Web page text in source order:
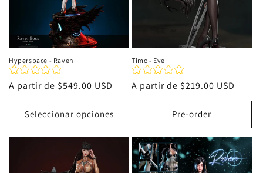
Hyperspace - Raven
Precio
habitual
A partir de $549.00 USD
Seleccionar opciones
Timo - Eve
Precio
habitual
A partir de $219.00 USD
Pre-order